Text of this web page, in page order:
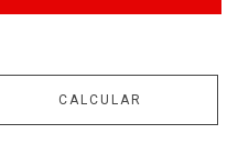
CALCULAR